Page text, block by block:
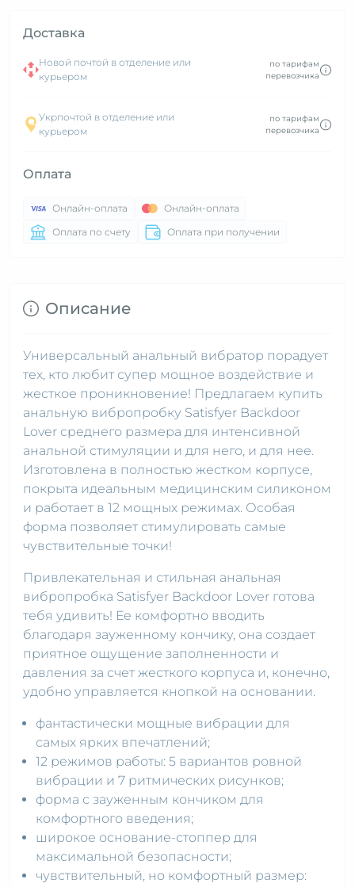
Доставка
Новой почтой в отделение или
курьером
по тарифам
перевозчика
Укрпочтой в отделение или
курьером
по тарифам
перевозчика
Оплата
Онлайн-оплата
Онлайн-оплата
Оплата по счету
Оплата при получении
Описание
Универсальный анальный вибратор порадует
тех, кто любит супер мощное воздействие и
жесткое проникновение! Предлагаем купить
анальную вибропробку Satisfyer Backdoor
Lover среднего размера для интенсивной
анальной стимуляции и для него, и для нее.
Изготовлена в полностью жестком корпусе,
покрыта идеальным медицинским силиконом
и работает в 12 мощных режимах. Особая
форма позволяет стимулировать самые
чувствительные точки!
Привлекательная и стильная анальная
вибропробка Satisfyer Backdoor Lover готова
тебя удивить! Ее комфортно вводить
благодаря зауженному кончику, она создает
приятное ощущение заполненности и
давления за счет жесткого корпуса и, конечно,
удобно управляется кнопкой на основании.
фантастически мощные вибрации для
самых ярких впечатлений;
12 режимов работы: 5 вариантов ровной
вибрации и 7 ритмических рисунков;
форма с зауженным кончиком для
комфортного введения;
широкое основание-стоппер для
максимальной безопасности;
чувствительный, но комфортный размер: